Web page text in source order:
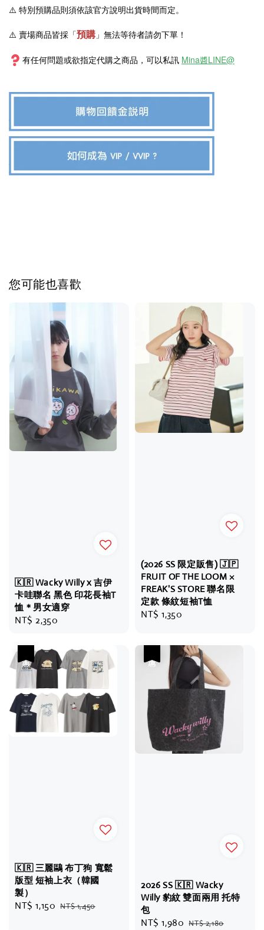
⚠️ 特別預購品則須依該官方說明出貨時間而定。
⚠️ 賣場商品皆採 「預購 」 無法等待者請勿下單！
有任何問題或欲指定代購之商品，可以私訊 Mina醬LINE@
您可能也喜歡
🇰🇷 Wacky Willy x 吉伊
卡哇聯名 黑色 印花長袖T
恤＊男女適穿
Regular
NT$ 2,350
(2026 SS 限定販售) 🇯🇵
FRUIT OF THE LOOM ×
FREAK'S STORE 聯名限
定款 條紋短袖T恤
Regular
NT$ 1,350
🇰🇷 三麗鷗 布丁狗 寬鬆
版型 短袖上衣（韓國
製）
Sale
NT$ 1,150 Regular
NT$ 1,450
2026 SS 🇰🇷 Wacky
Willy 豹紋 雙面兩用 托特
包
Sale
NT$ 1,980 Regular
NT$ 2,180